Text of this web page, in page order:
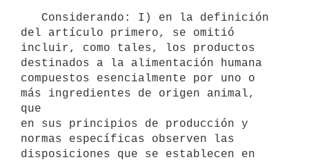
del artículo primero, se omitió
incluir, como tales, los productos
destinados a la alimentación humana
compuestos esencialmente por uno o
más ingredientes de origen animal,
que
en sus principios de producción y
normas específicas observen las
disposiciones que se establecen en